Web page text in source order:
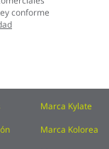
conforme
Marca Kylate
Marca Kolorea